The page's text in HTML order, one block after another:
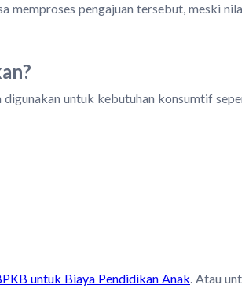
memproses pengajuan tersebut, meski
untuk kebutuhan konsumtif
untuk Biaya Pendidikan Anak. Atau